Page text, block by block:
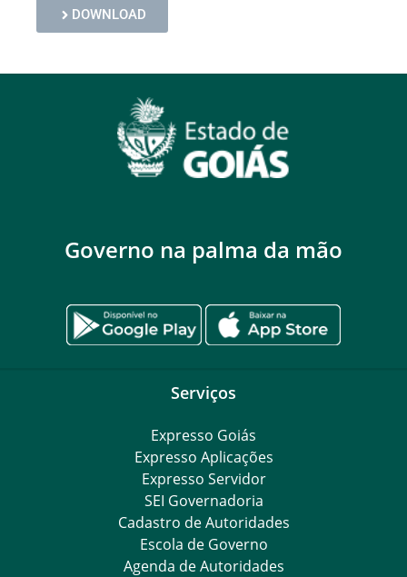
DOWNLOAD
Governo na palma da mão
Serviços
Expresso Goiás
Expresso Aplicações
Expresso Servidor
SEI Governadoria
Cadastro de Autoridades
Escola de Governo
Agenda de Autoridades